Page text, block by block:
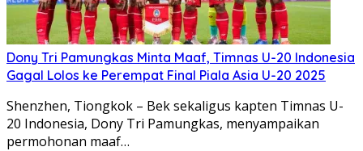
Dony Tri Pamungkas Minta Maaf, Timnas U-20 Indonesia
Gagal Lolos ke Perempat Final Piala Asia U-20 2025
Shenzhen, Tiongkok – Bek sekaligus kapten Timnas U-
20 Indonesia, Dony Tri Pamungkas, menyampaikan
permohonan maaf…